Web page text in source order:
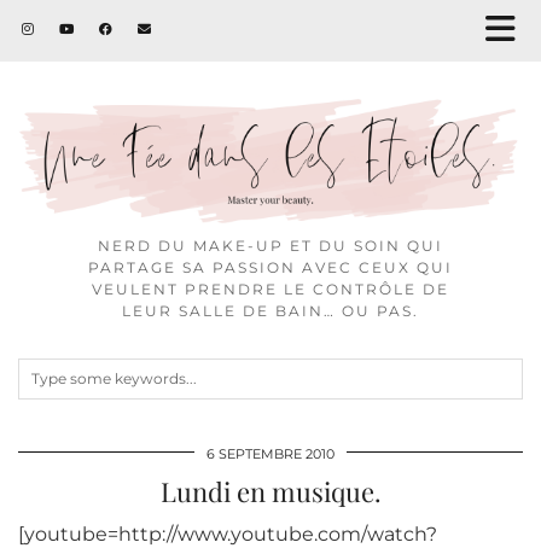
NERD DU MAKE-UP ET DU SOIN QUI
PARTAGE SA PASSION AVEC CEUX QUI
VEULENT PRENDRE LE CONTRÔLE DE
LEUR SALLE DE BAIN… OU PAS.
6 SEPTEMBRE 2010
Lundi en musique.
[youtube=http://www.youtube.com/watch?